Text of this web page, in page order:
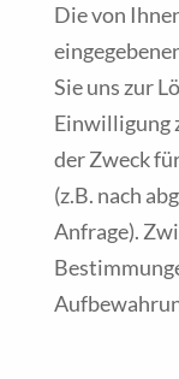
Die von
Sie uns zur
Einwilligung
der Zweck
(z.B. nach
Anfrage).